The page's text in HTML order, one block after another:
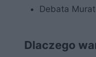
Debata
Dlaczego